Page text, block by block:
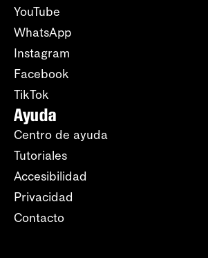
YouTube
WhatsApp
Instagram
Facebook
TikTok
Ayuda
Centro de ayuda
Tutoriales
Accesibilidad
Privacidad
Contacto